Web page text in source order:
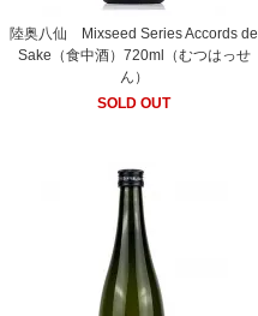
陸奥八仙 Mixseed Series Accords de
Sake（食中酒）720ml（むつはっせ
ん）
SOLD OUT